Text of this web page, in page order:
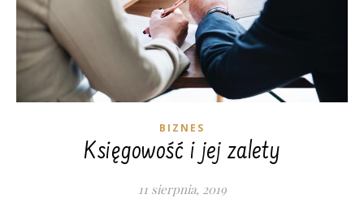
BIZNES
Księgowość i jej zalety
11 sierpnia, 2019